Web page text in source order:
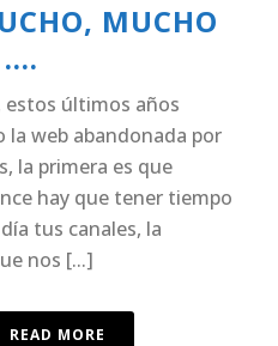
MUCHO
….
estos últimos años
la web abandonada por
la primera es que
hay que tener tiempo
tus canales, la
nos [...]
READ MORE